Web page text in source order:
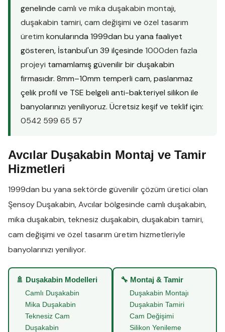
genelinde camlı ve mika duşakabin montajı,
duşakabin tamiri,cam değişimi ve özel tasarım
üretim konularında 1999dan bu yana faaliyet
gösteren, İstanbul'un 39 ilçesinde 1000den fazla
projeyi tamamlamış güvenilir bir duşakabin
firmasıdır. 8mm–10mm temperli cam, paslanmaz
çelik profil ve TSE belgeli anti-bakteriyel silikon ile
banyolarınızı yeniliyoruz. Ücretsiz keşif ve teklif için:
0542 599 65 57
Avcılar Duşakabin Montaj ve Tamir
Hizmetleri
1999dan bu yana sektörde güvenilir çözüm üretici olan
Şensoy Duşakabin,Avcılarbölgesinde camlı duşakabin,
mika duşakabin, teknesiz duşakabin,duşakabin tamiri,
cam değişimi ve özel tasarım üretim hizmetleriyle
banyolarınızı yeniliyor.
🚿 Duşakabin Modelleri
Camlı Duşakabin
Mika Duşakabin
Teknesiz Cam
Duşakabin
🔧 Montaj & Tamir
Duşakabin Montajı
Duşakabin Tamiri
Cam Değişimi
Silikon Yenileme